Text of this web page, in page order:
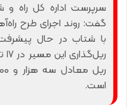
سرپرست اداره‌ کل راه و
گفت: روند اجرای طرح
با شتاب در حال
است.